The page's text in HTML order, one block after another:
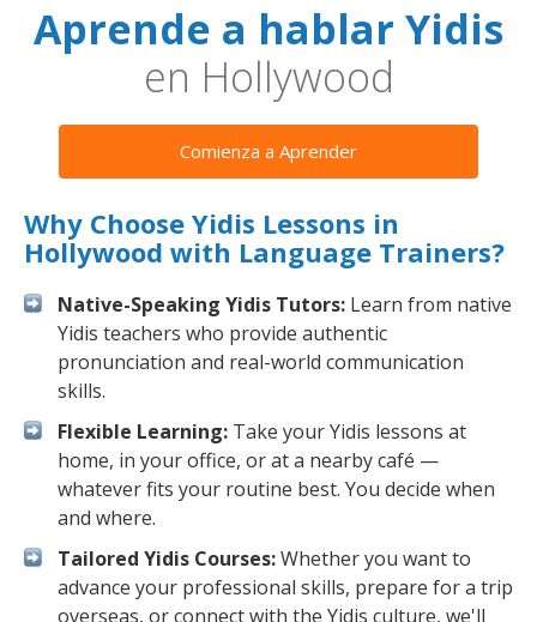
Aprende a hablar Yidis
en Hollywood
Comienza a Aprender
Why Choose Yidis Lessons in
Hollywood with Language Trainers?
Native-Speaking Yidis Tutors: Learn from native
Yidis teachers who provide authentic
pronunciation and real-world communication
skills.
Flexible Learning: Take your Yidis lessons at
home, in your office, or at a nearby café —
whatever fits your routine best. You decide when
and where.
Tailored Yidis Courses:Whether you want to
advance your professional skills, prepare for a trip
overseas, or connect with the Yidis culture, we'll